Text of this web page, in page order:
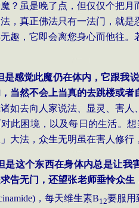
？虽是晚了点，但仅仅个把
，真正佛法只有一法门，就
趣，它即会离您身心而他往
是感觉此魔仍在体内，它跟我
当然不会上当真的去跳楼或者
如去向人家说法、显灵、害
此困境，以及每日的生活。
」大法，众生无明虽在害人修
是这个东西在身体内总是让我
告无门，还望张老师垂怜众
，每天维生素B12要服用